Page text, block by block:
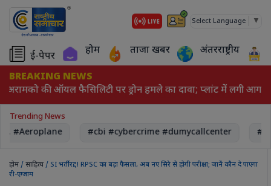
Select Language ▼
ई-पेपर होम ताजा खबर अंतरराष्ट्रीय
BREAKING NEWS
की ऑयल फैसिलिटी पर ड्रोन हमले का दावा; प्लांट में लगी आग
Trending News
#Aeroplane #cbi #cybercrime #dumycallcenter
होम / साहित्य / SI भर्ती रद्द! RPSC का बड़ा फैसला, अब नए सिरे से होगी परीक्षा; जानें कौन दे पाएगा
री-एग्जाम